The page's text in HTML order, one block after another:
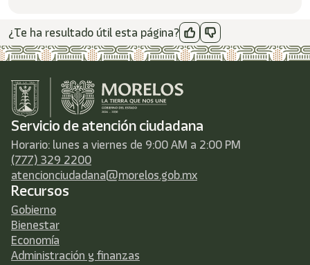
¿Te ha resultado útil esta página?
Servicio de atención ciudadana
Horario: lunes a viernes de 9:00 AM a 2:00 PM
(777) 329 2200
atencionciudadana@morelos.gob.mx
Recursos
Gobierno
Bienestar
Economía
Administración y finanzas